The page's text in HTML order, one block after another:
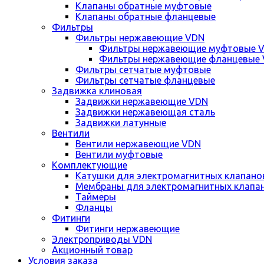
Клапаны обратные муфтовые
Клапаны обратные фланцевые
Фильтры
Фильтры нержавеющие VDN
Фильтры нержавеющие муфтовые
Фильтры нержавеющие фланцевые
Фильтры сетчатые муфтовые
Фильтры сетчатые фланцевые
Задвижка клиновая
Задвижки нержавеющие VDN
Задвижки нержавеющая сталь
Задвижки латунные
Вентили
Вентили нержавеющие VDN
Вентили муфтовые
Комплектующие
Катушки для электромагнитных
Мембраны для электромагнитных
Таймеры
Фланцы
Фитинги
Фитинги нержавеющие
Электроприводы VDN
Акционный товар
Условия заказа